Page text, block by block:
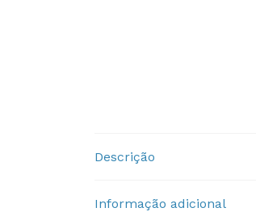
Descrição
Informação adicional